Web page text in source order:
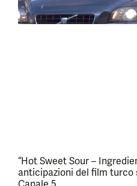
“Hot Sweet Sour –
anticipazioni del film